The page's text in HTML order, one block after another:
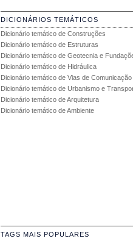
DICIONÁRIOS TEMÁTICOS
Dicionário temático de Construções
Dicionário temático de Estruturas
Dicionário temático de Geotecnia e
Dicionário temático de Hidráulica
Dicionário temático de Vias de Comunicação
Dicionário temático de Urbanismo e
Dicionário temático de Arquitetura
Dicionário temático de Ambiente
TAGS MAIS POPULARES